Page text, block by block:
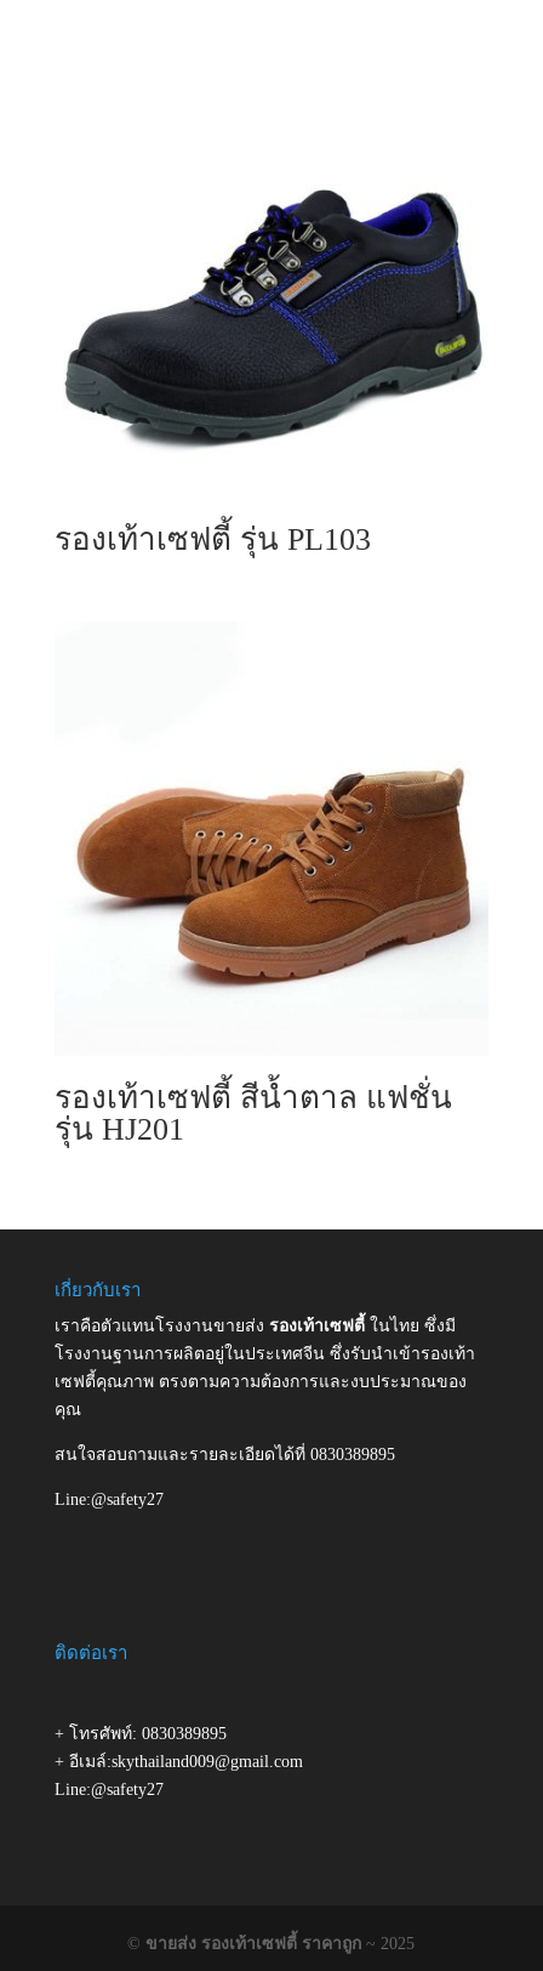
รองเท้าเซฟตี้ รุ่น PL103
รองเท้าเซฟตี้ สีน้ำตาล แฟชั่น
รุ่น HJ201
เกี่ยวกับเรา
เราคือตัวแทนโรงงานขายส่ง รองเท้าเซฟตี้ ในไทย ซึ่งมี
โรงงานฐานการผลิตอยู่ในประเทศจีน ซึ่งรับนำเข้ารองเท้า
เซฟตี้คุณภาพ ตรงตามความต้องการและงบประมาณของ
คุณ
สนใจสอบถามและรายละเอียดได้ที่ 0830389895
Line:@safety27
ติดต่อเรา
+ โทรศัพท์: 0830389895
+ อีเมล์:skythailand009@gmail.com
Line:@safety27
© ขายส่ง รองเท้าเซฟตี้ ราคาถูก ~ 2025